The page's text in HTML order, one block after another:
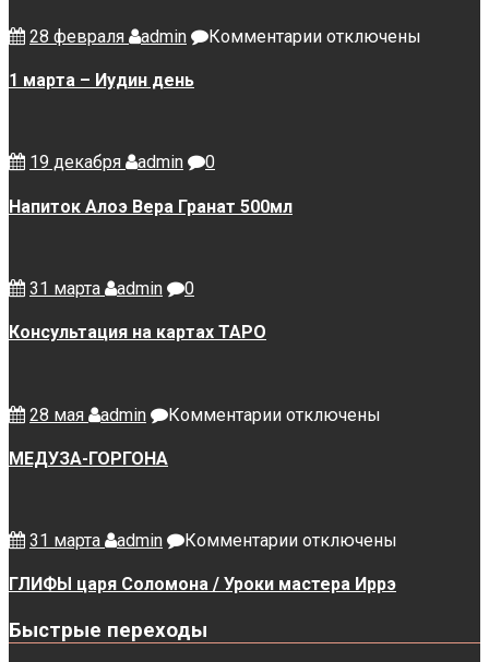
28 февраля admin Комментариикотключены
1 марта – Иудин день
19 декабря admin 0
Напиток Алоэ Вера Гранат 500мл
31 марта admin 0
Консультация на картах ТАРО
28 мая admin Комментариикотключены
МЕДУЗА-ГОРГОНА
31 марта admin Комментариик
ГЛИФЫ
/
отключены
ГЛИФЫ царя Соломона / Уроки мастера Иррэ
Быстрые переходы